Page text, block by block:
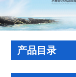
产品目录